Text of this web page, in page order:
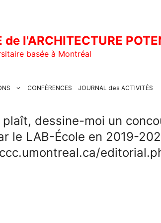
de l'ARCHITECTURE
basée à Montréal
CONFÉRENCES JOURNAL des ACTIVITÉS
dessine-moi un
le LAB-École en 2019-